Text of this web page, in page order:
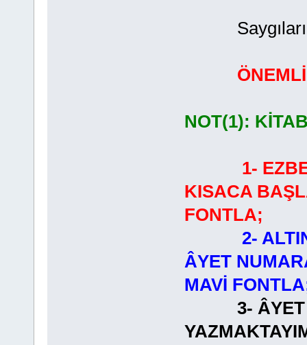
NOT(1):
1-
KISACA
FONTLA;
2-
ÂYET
MAVİ
3-